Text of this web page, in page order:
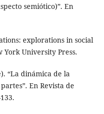
semiótico)”. En
explorations in social
York University Press.
“La dinámica de la
En Revista de